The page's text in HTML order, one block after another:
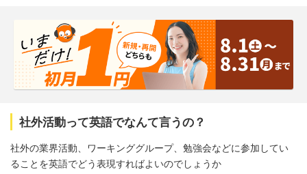
社外活動って英語でなんて言うの？
社外の業界活動、ワーキンググループ、勉強会などに参加してい
ることを英語でどう表現すればよいのでしょうか